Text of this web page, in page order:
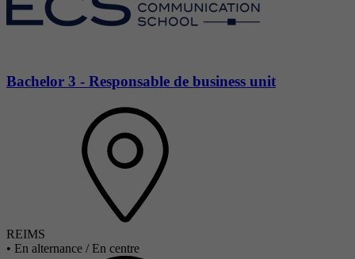
Bachelor 3 - Responsable de business unit
REIMS
• En alternance / En centre